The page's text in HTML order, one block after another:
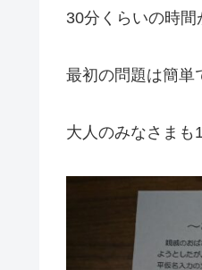
30分くらいの時間
最初の問題は簡単
大人のみなさまも